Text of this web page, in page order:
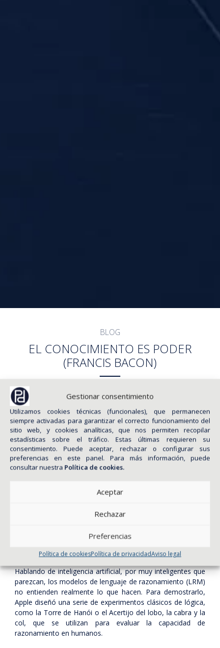
Gestionar consentimiento
Utilizamos cookies técnicas (funcionales), que permanecen
siempre activadas para garantizar el correcto funcionamiento del
sitio web, y cookies analíticas, que nos permiten recopilar
estadísticas sobre el tráfico. Estas últimas requieren su
consentimiento. Puede aceptar, rechazar o configurar sus
preferencias en este panel. Para más información, puede
consultar nuestra Política de cookies.
Aceptar
Rechazar
Preferencias
Política de cookies
BLOG
EL CONOCIMIENTO ES PODER
(FRANCIS BACON)
COMPARTIR
JAVIER CASAL TAVASCI
Apple revela que la IA no
razona, solo memoriza
patrones
Hablando de inteligencia artificial, por muy inteligentes que
parezcan, los modelos de lenguaje de razonamiento (LRM)
no entienden realmente lo que hacen. Para demostrarlo,
Apple diseñó una serie de experimentos clásicos de lógica,
como la Torre de Hanói o el Acertijo del lobo, la cabra y la
col, que se utilizan para evaluar la capacidad de
razonamiento en humanos.